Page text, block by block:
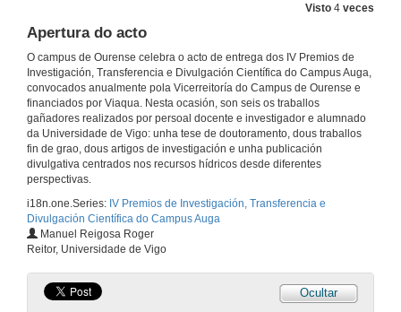
Visto 4 veces
Apertura do acto
O campus de Ourense celebra o acto de entrega dos IV Premios de
Investigación, Transferencia e Divulgación Científica do Campus Auga,
convocados anualmente pola Vicerreitoría do Campus de Ourense e
financiados por Viaqua. Nesta ocasión, son seis os traballos
gañadores realizados por persoal docente e investigador e alumnado
da Universidade de Vigo: unha tese de doutoramento, dous traballos
fin de grao, dous artigos de investigación e unha publicación
divulgativa centrados nos recursos hídricos desde diferentes
perspectivas.
i18n.one.Series: IV Premios de Investigación, Transferencia e
Divulgación Científica do Campus Auga
Manuel Reigosa Roger
Reitor, Universidade de Vigo
Ocultar
IV Premios de Investigación, Transferencia e Divulgación Científica do Campus Auga